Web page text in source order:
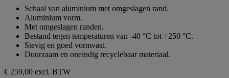
sterren.
Schaal van aluminium met omgeslagen rand.
Aluminium vorm.
Met omgeslagen randen.
Bestand tegen temperaturen van -40 °C tot +250 °C.
Stevig en goed vormvast.
Duurzaam en oneindig recyclebaar materiaal.
€ 259,00 excl. BTW